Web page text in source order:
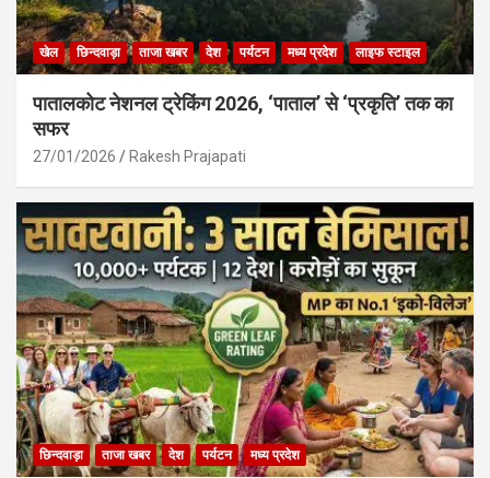
खेल छिन्दवाड़ा ताजा खबर देश पर्यटन मध्य प्रदेश लाइफ स्टाइल
पातालकोट नेशनल ट्रेकिंग 2026, ‘पाताल’ से ‘प्रकृति’ तक का
सफर
27/01/2026 Rakesh Prajapati
छिन्दवाड़ा ताजा खबर देश पर्यटन मध्य प्रदेश